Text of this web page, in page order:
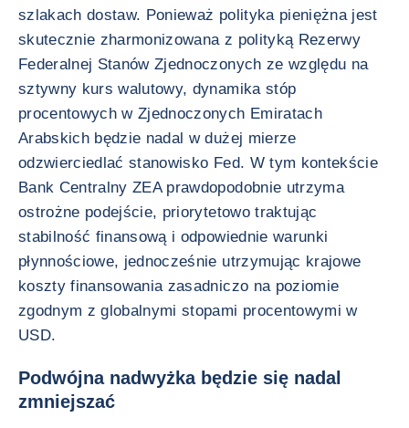
szlakach dostaw. Ponieważ polityka pieniężna jest
skutecznie zharmonizowana z polityką Rezerwy
Federalnej Stanów Zjednoczonych ze względu na
sztywny kurs walutowy, dynamika stóp
procentowych w Zjednoczonych Emiratach
Arabskich będzie nadal w dużej mierze
odzwierciedlać stanowisko Fed. W tym kontekście
Bank Centralny ZEA prawdopodobnie utrzyma
ostrożne podejście, priorytetowo traktując
stabilność finansową i odpowiednie warunki
płynnościowe, jednocześnie utrzymując krajowe
koszty finansowania zasadniczo na poziomie
zgodnym z globalnymi stopami procentowymi w
USD.
Podwójna nadwyżka będzie się nadal
zmniejszać